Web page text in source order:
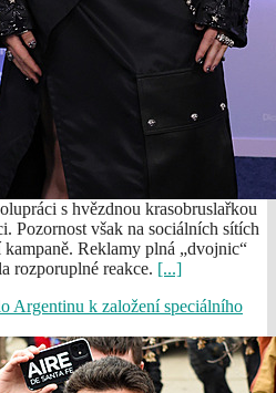
s hvězdnou krasobruslařkou
Pozornost však na sociálních sítích
Reklamy plná „dvojnic“
rozporuplné reakce. [...]
Argentinu k založení speciálního